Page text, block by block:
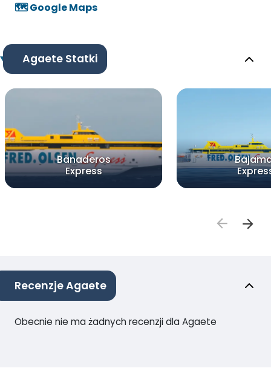
🗺️ Google Maps
Agaete Statki
Banaderos
Express
Recenzje Agaete
Obecnie nie ma żadnych recenzji dla Agaete